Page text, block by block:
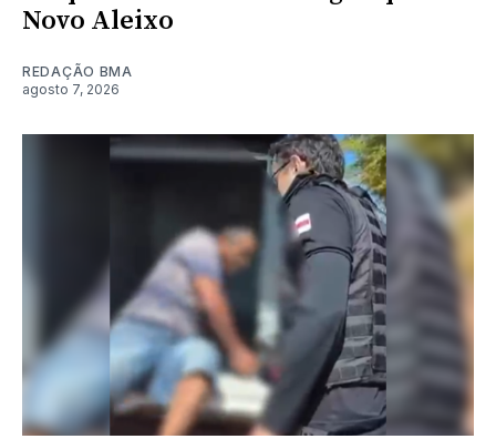
Novo Aleixo
REDAÇÃO BMA
agosto 7, 2026